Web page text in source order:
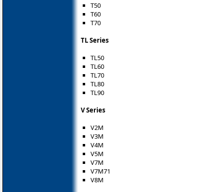
T50
T60
T70
TL Series
TL50
TL60
TL70
TL80
TL90
V Series
V2M
V3M
V4M
V5M
V7M
V7M71
V8M